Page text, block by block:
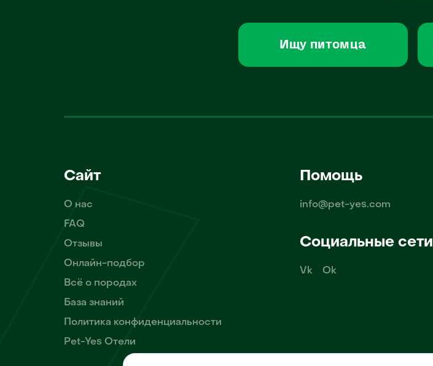
Ищу питомца
Сайт
О нас
FAQ
Отзывы
Онлайн-подбор
Всё о породах
База знаний
Политика конфиденциальности
Pet-Yes Отели
Помощь
info@pet-yes.com
Социальные сети
Vk Ok